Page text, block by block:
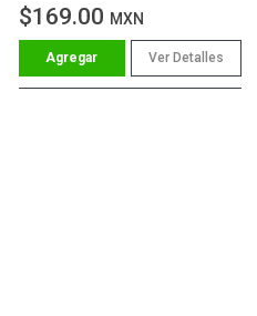
$169.00 MXN
Ver Detalles